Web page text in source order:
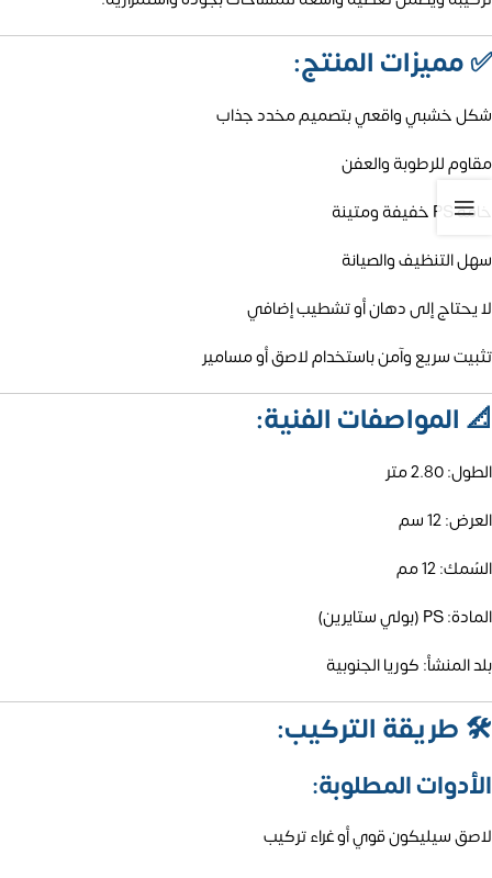
✅مميزات المنتج:
شكل خشبي واقعي بتصميم مخدد جذاب
مقاوم للرطوبة والعفن
خامة PS خفيفة ومتينة
سهل التنظيف والصيانة
لا يحتاج إلى دهان أو تشطيب إضافي
تثبيت سريع وآمن باستخدام لاصق أو مسامير
📐 المواصفات الفنية:
الطول: 2.80 متر
العرض: 12 سم
السُمك: 12 مم
المادة: PS (بولي ستايرين)
بلد المنشأ: كوريا الجنوبية
🛠️ طريقة التركيب:
الأدوات المطلوبة:
لاصق سيليكون قوي أو غراء تركيب